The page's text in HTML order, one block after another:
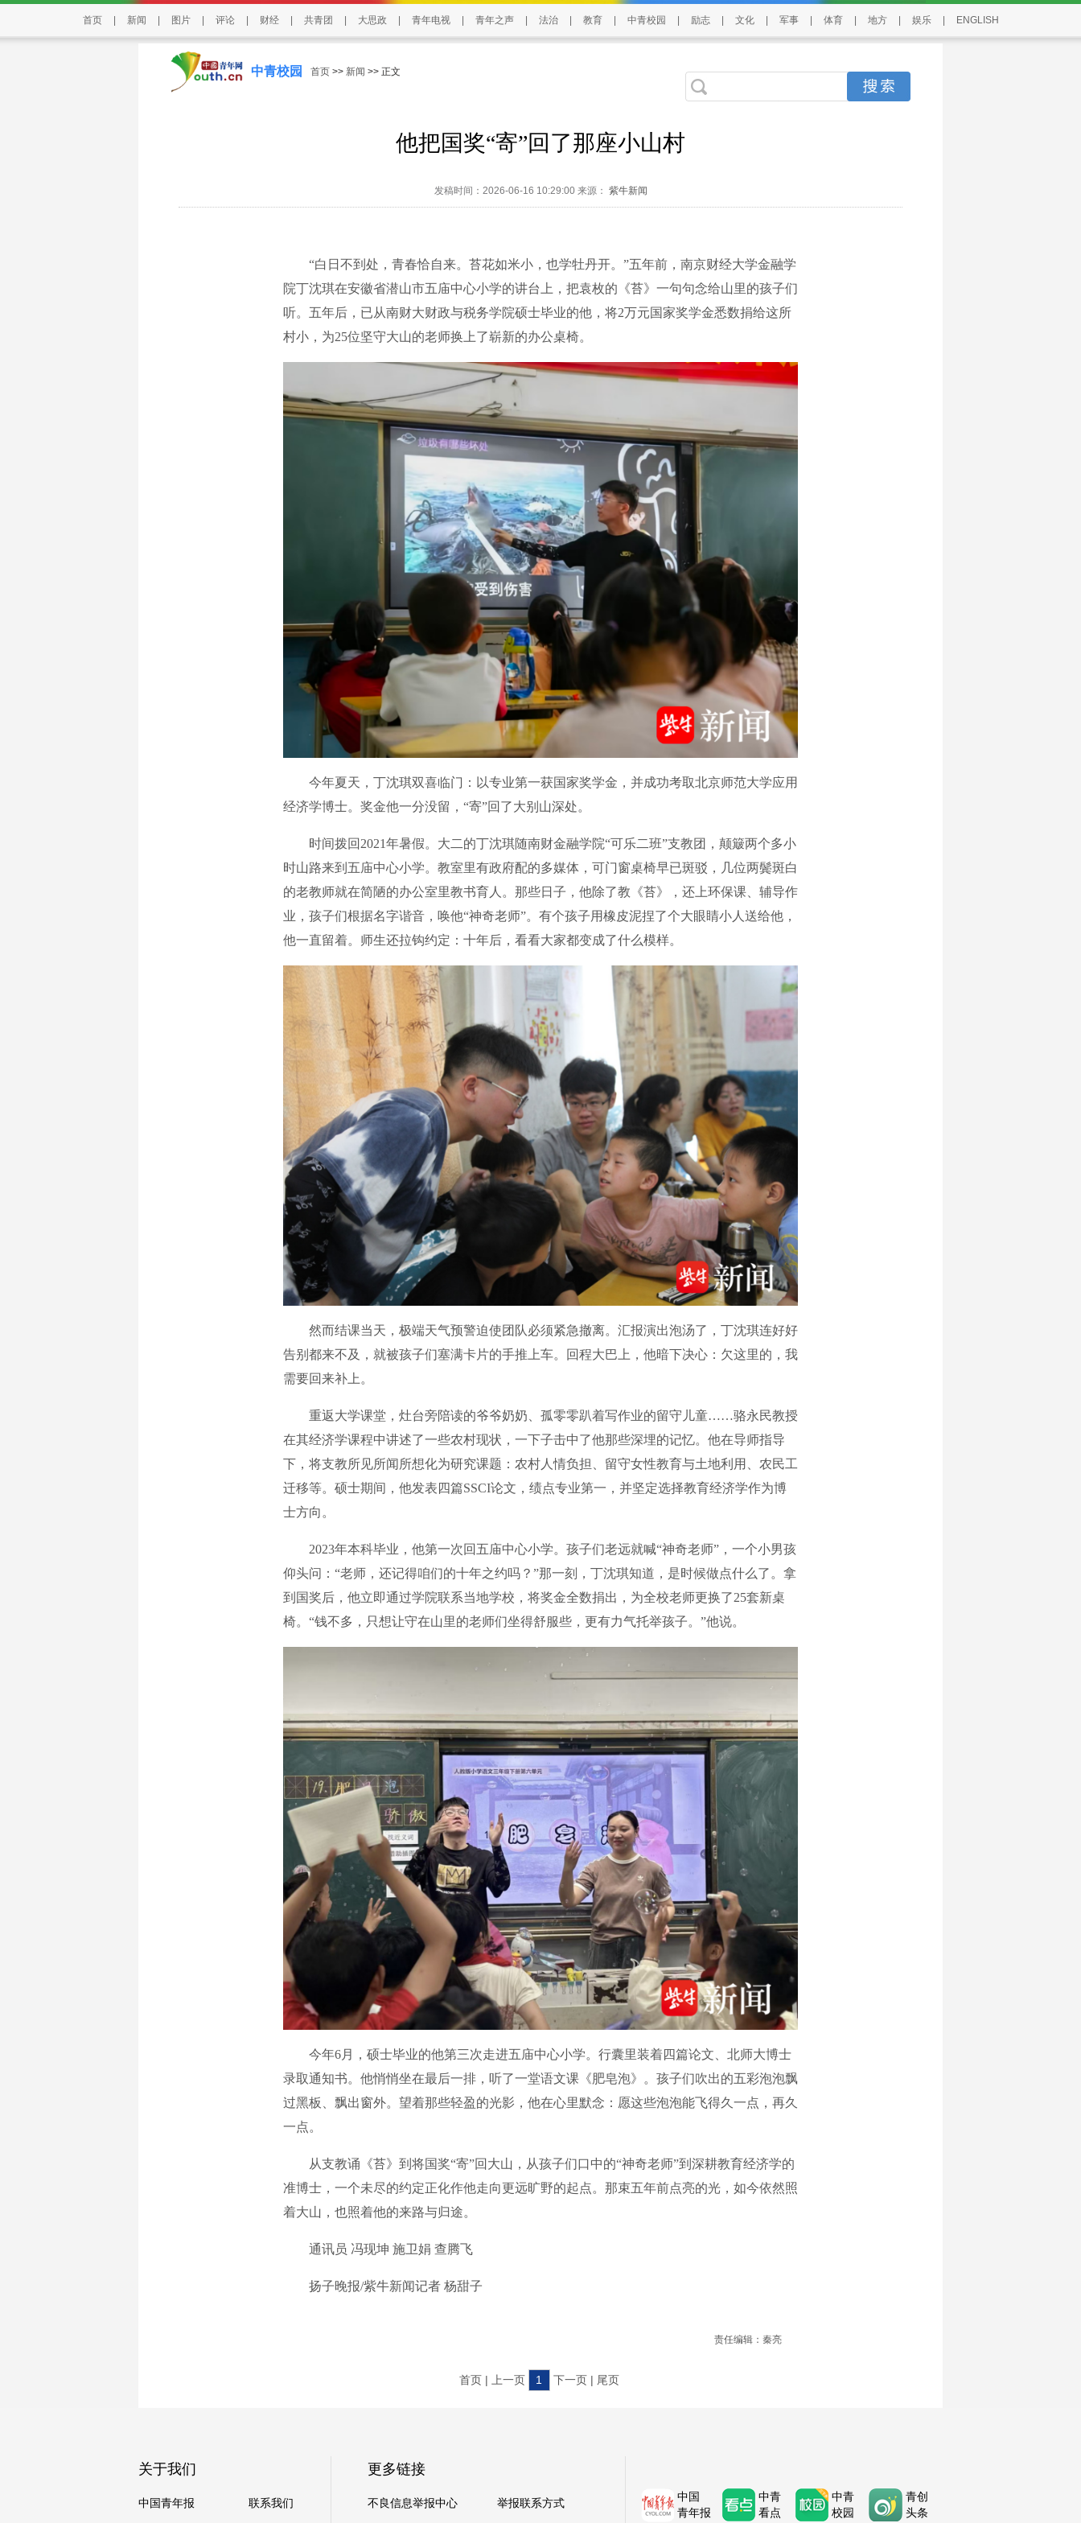
首页 新闻 图片 评论 财经 共青团 大思政 青年电视 青年之声 法治 教育 中青校园 励志 文化 军事 体育 地方 娱乐 ENGLISH
中青校园 首页 >> 新闻 >> 正文
他把国奖“寄”回了那座小山村
发稿时间：2026-06-16 10:29:00 来源： 紫牛新闻
“白日不到处，青春恰自来。苔花如米小，也学牡丹开。”五年前，南京财经大学金融学
院丁沈琪在安徽省潜山市五庙中心小学的讲台上，把袁枚的《苔》一句句念给山里的孩子们
听。五年后，已从南财大财政与税务学院硕士毕业的他，将2万元国家奖学金悉数捐给这所
村小，为25位坚守大山的老师换上了崭新的办公桌椅。
今年夏天，丁沈琪双喜临门：以专业第一获国家奖学金，并成功考取北京师范大学应用
经济学博士。奖金他一分没留，“寄”回了大别山深处。
时间拨回2021年暑假。大二的丁沈琪随南财金融学院“可乐二班”支教团，颠簸两个多小
时山路来到五庙中心小学。教室里有政府配的多媒体，可门窗桌椅早已斑驳，几位两鬓斑白
的老教师就在简陋的办公室里教书育人。那些日子，他除了教《苔》，还上环保课、辅导作
业，孩子们根据名字谐音，唤他“神奇老师”。有个孩子用橡皮泥捏了个大眼睛小人送给他，
他一直留着。师生还拉钩约定：十年后，看看大家都变成了什么模样。
然而结课当天，极端天气预警迫使团队必须紧急撤离。汇报演出泡汤了，丁沈琪连好好
告别都来不及，就被孩子们塞满卡片的手推上车。回程大巴上，他暗下决心：欠这里的，我
需要回来补上。
重返大学课堂，灶台旁陪读的爷爷奶奶、孤零零趴着写作业的留守儿童……骆永民教授
在其经济学课程中讲述了一些农村现状，一下子击中了他那些深埋的记忆。他在导师指导
下，将支教所见所闻所想化为研究课题：农村人情负担、留守女性教育与土地利用、农民工
迁移等。硕士期间，他发表四篇SSCI论文，绩点专业第一，并坚定选择教育经济学作为博
士方向。
2023年本科毕业，他第一次回五庙中心小学。孩子们老远就喊“神奇老师”，一个小男孩
仰头问：“老师，还记得咱们的十年之约吗？”那一刻，丁沈琪知道，是时候做点什么了。拿
到国奖后，他立即通过学院联系当地学校，将奖金全数捐出，为全校老师更换了25套新桌
椅。“钱不多，只想让守在山里的老师们坐得舒服些，更有力气托举孩子。”他说。
今年6月，硕士毕业的他第三次走进五庙中心小学。行囊里装着四篇论文、北师大博士
录取通知书。他悄悄坐在最后一排，听了一堂语文课《肥皂泡》。孩子们吹出的五彩泡泡飘
过黑板、飘出窗外。望着那些轻盈的光影，他在心里默念：愿这些泡泡能飞得久一点，再久
一点。
从支教诵《苔》到将国奖“寄”回大山，从孩子们口中的“神奇老师”到深耕教育经济学的
准博士，一个未尽的约定正化作他走向更远旷野的起点。那束五年前点亮的光，如今依然照
着大山，也照着他的来路与归途。
通讯员 冯现坤 施卫娟 查腾飞
扬子晚报/紫牛新闻记者 杨甜子
责任编辑：秦亮
首页 | 上一页 1 下一页 | 尾页
关于我们
中国青年报
联系我们
更多链接
不良信息举报中心 举报联系方式
中国
青年报
中青
看点
中青
校园
青创
头条